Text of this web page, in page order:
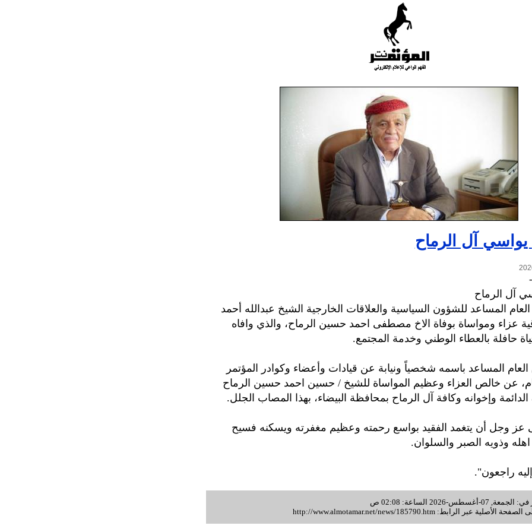
يواسي آل الرماح
-
آل الرماح
المساعد للشؤون السياسية والعلاقات الخارجية الشيخ عبدالله أحمد
عزاء ومواساة بوفاة الاخ مصطفى احمد حسين الرماح، والذي وافاه
حافلة بالعطاء الوطني وخدمة المجتمع.
العام المساعد باسمه شخصياً ونيابة عن قيادات وأعضاء وكوادر المؤتمر
عن خالص العزاء وعظيم المواساة للشيخ / حسين احمد حسين الرماح
وإخوانه وكافة آل الرماح بمحافظة البيضاء، بهذا المصاب الجلل.
عز وجل أن يتغمد الفقيد بواسع رحمته وعظيم مغفرته ويسكنه فسيح
اهله وذويه الصبر والسلوان.
إليه راجعون".
2026 الساعة: 02:08 ص
الصفحة الأصلية عبر الرابط: http://www.almotamar.net/news/185790.htm